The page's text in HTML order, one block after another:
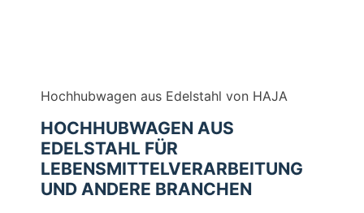
Hochhubwagen aus Edelstahl von HAJA
HOCHHUBWAGEN AUS
EDELSTAHL FÜR
LEBENSMITTELVERARBEITUNG
UND ANDERE BRANCHEN